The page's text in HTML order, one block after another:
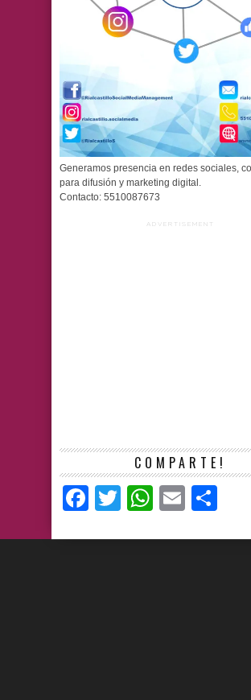
Generamos presencia en redes sociales,
para difusión y marketing digital.
Contacto: 5510087673
ADVERTISEMENT
COMPARTE!
Facebook
TwitterEmail